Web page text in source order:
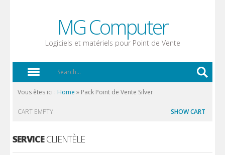
MG Computer
Logiciels et matériels pour Point de Vente
Vous êtes ici : Home » Pack Point de Vente Silver
CART EMPTY SHOW CART
SERVICECLIENTÈLE